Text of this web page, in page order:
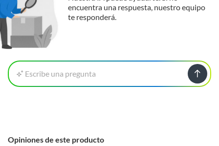
encuentra una respuesta, nuestro equipo
te responderá.
Escribe una pregunta
Opiniones de este producto